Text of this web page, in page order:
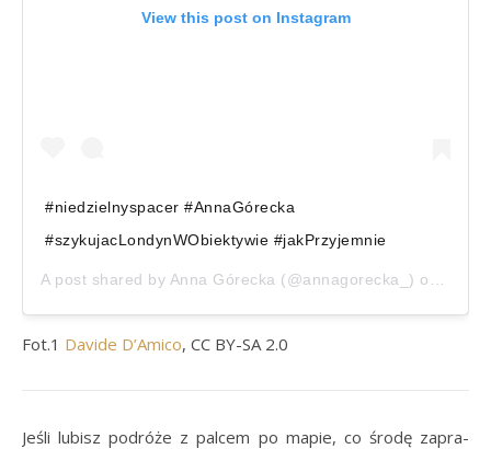
View this post on Instagram
#niedzielnyspacer #AnnaGórecka
#szykujacLondynWObiektywie #jakPrzyjemnie
A post shared by Anna Górecka (@annagorecka_) on
Fot.1 Davide D’Amico, CC BY-SA 2.0
Je­śli lu­bisz po­dróże z pal­cem po ma­pie, co środę za­pra­